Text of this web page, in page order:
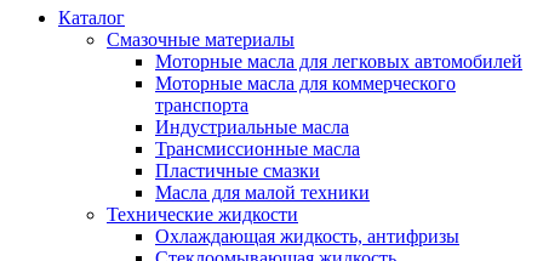
Каталог
Смазочные материалы
Моторные масла для легковых автомобилей
Моторные масла для коммерческого
транспорта
Индустриальные масла
Трансмиссионные масла
Пластичные смазки
Масла для малой техники
Технические жидкости
Охлаждающая жидкость, антифризы